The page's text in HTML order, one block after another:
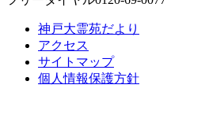
神戸大霊苑だより
アクセス
サイトマップ
個人情報保護方針